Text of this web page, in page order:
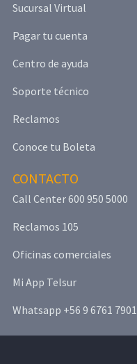
Sucursal Virtual
Pagar tu cuenta
Centro de ayuda
Soporte técnico
Reclamos
Conoce tu Boleta
CONTACTO
Call Center 600 950 5000
Reclamos 105
Oficinas comerciales
Mi App Telsur
Whatsapp +56 9 6761 7901